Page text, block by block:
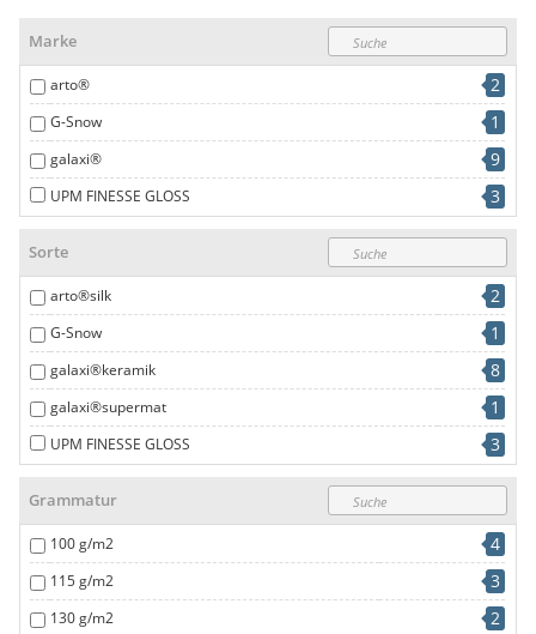
Marke
arto® 2
G-Snow 1
galaxi® 9
UPM FINESSE GLOSS 3
Sorte
arto®silk 2
G-Snow 1
galaxi®keramik 8
galaxi®supermat 1
UPM FINESSE GLOSS 3
Grammatur
100 g/m2 4
115 g/m2 3
130 g/m2 2